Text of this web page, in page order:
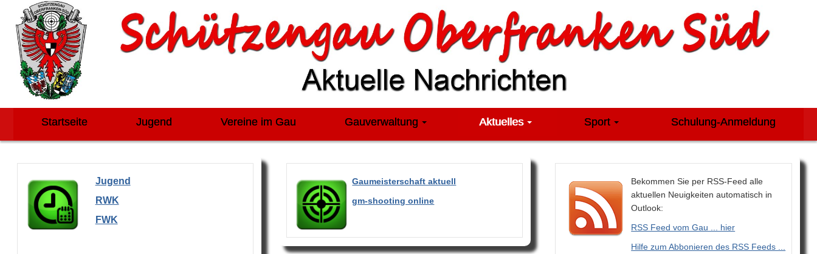
Startseite Jugend Vereine im Gau Gauverwaltung Aktuelles Sport Schulung-Anmeldung
Jugend
RWK
FWK
Gaumeisterschaft aktuell
gm-shooting online
Bekommen Sie per RSS-Feed alle
aktuellen Neuigkeiten automatisch in
Outlook:
RSS Feed vom Gau ... hier
Hilfe zum Abbonieren des RSS Feeds ...